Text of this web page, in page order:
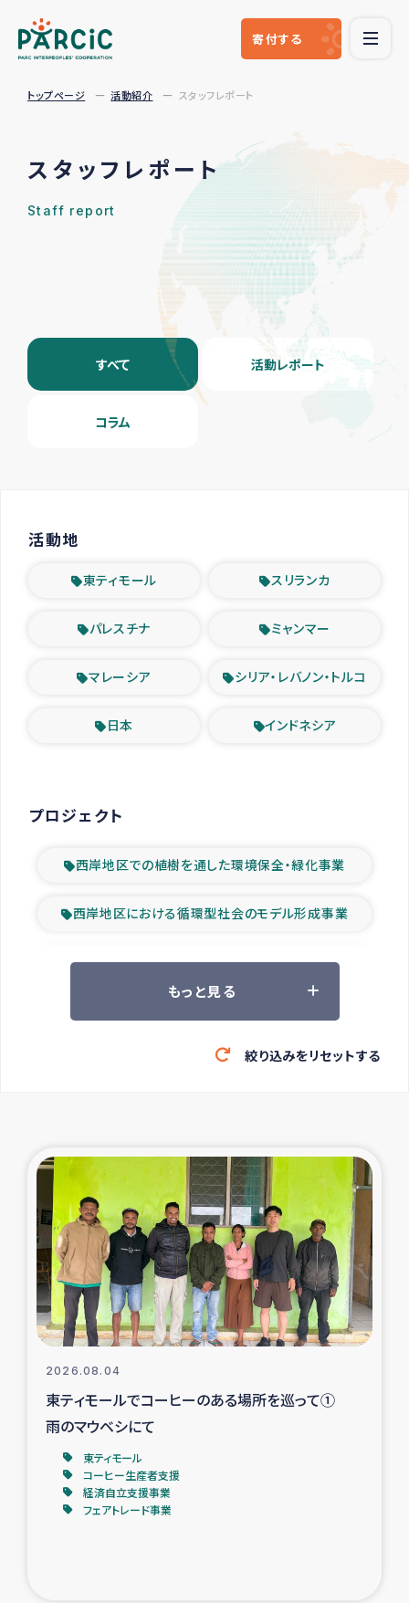
寄付する
トップページ 活動紹介 スタッフレポート
スタッフレポート
Staff report
すべて 活動レポート
コラム
活動地
東ティモール スリランカ
パレスチナ ミャンマー
マレーシア シリア・レバノン・トルコ
日本 インドネシア
プロジェクト
西岸地区での植樹を通した環境保全・緑化事業
西岸地区における循環型社会のモデル形成事業
ツアー参加者の声
緊急救援の時代
東ティモール豪雨緊急支援
大雨による洪水被災者支援
カカオ生産者支援事業
シリア国内避難民・帰還民の生活再建支援
トルコにおけるシリア難民支援事業
インドネシア中部 スラウェシの地震・津波被災者支援
スリランカ ジャフナ県干物事業
もっと見る
絞り込みをリセットする
2026.08.04
東ティモールでコーヒーのある場所を巡って①
雨のマウベシにて
東ティモール
コーヒー生産者支援
経済自立支援事業
フェアトレード事業